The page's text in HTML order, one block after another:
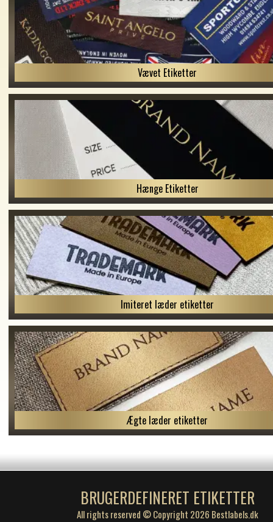
Vævet Etiketter
Hænge Etiketter
Imiteret læder etiketter
Ægte læder etiketter
BRUGERDEFINERET ETIKETTER
All rights reserved © Copyright 2026 Bestlabels.dk